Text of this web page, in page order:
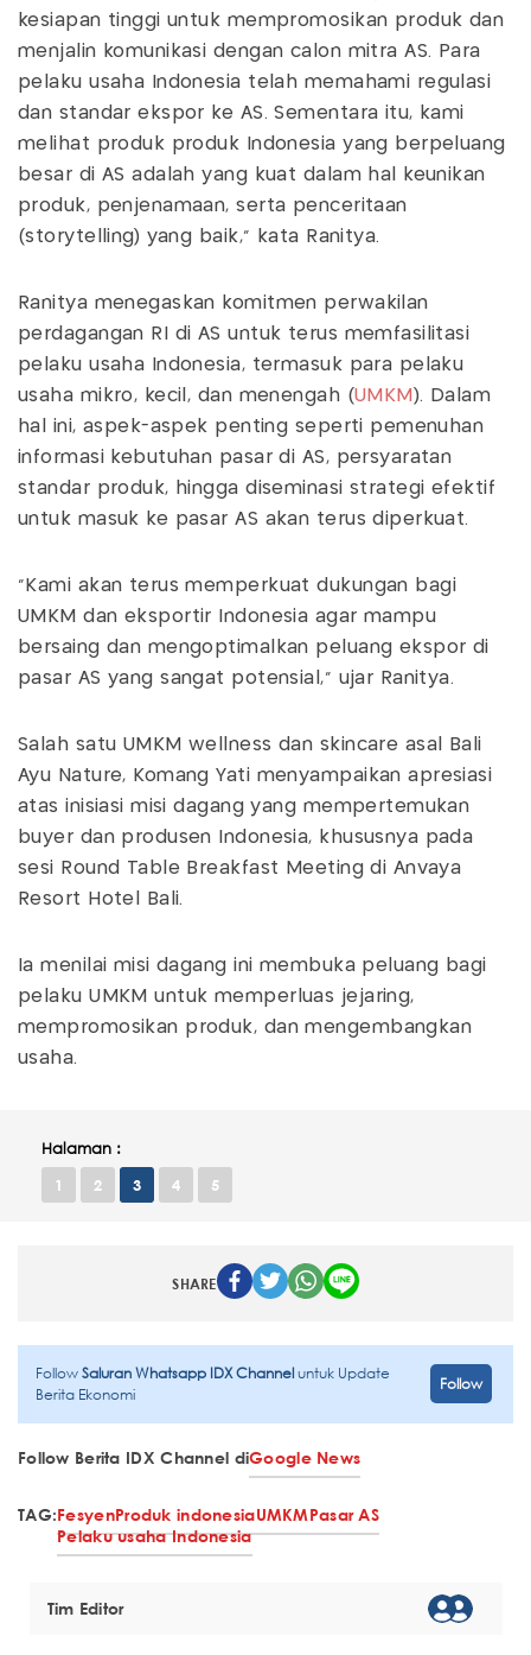
kesiapan tinggi untuk mempromosikan produk dan
menjalin komunikasi dengan calon mitra AS. Para
pelaku usaha Indonesia telah memahami regulasi
dan standar ekspor ke AS. Sementara itu, kami
melihat produk produk Indonesia yang berpeluang
besar di AS adalah yang kuat dalam hal keunikan
produk, penjenamaan, serta penceritaan
(storytelling) yang baik,” kata Ranitya.
Ranitya menegaskan komitmen perwakilan
perdagangan RI di AS untuk terus memfasilitasi
pelaku usaha Indonesia, termasuk para pelaku
usaha mikro, kecil, dan menengah (UMKM ). Dalam
hal ini, aspek-aspek penting seperti pemenuhan
informasi kebutuhan pasar di AS, persyaratan
standar produk, hingga diseminasi strategi efektif
untuk masuk ke pasar AS akan terus diperkuat.
"Kami akan terus memperkuat dukungan bagi
UMKM dan eksportir Indonesia agar mampu
bersaing dan mengoptimalkan peluang ekspor di
pasar AS yang sangat potensial,” ujar Ranitya.
Salah satu UMKM wellness dan skincare asal Bali
Ayu Nature, Komang Yati menyampaikan apresiasi
atas inisiasi misi dagang yang mempertemukan
buyer dan produsen Indonesia, khususnya pada
sesi Round Table Breakfast Meeting di Anvaya
Resort Hotel Bali.
Ia menilai misi dagang ini membuka peluang bagi
pelaku UMKM untuk memperluas jejaring,
mempromosikan produk, dan mengembangkan
usaha.
Halaman :
1 2 3 4 5
SHARE
FollowSaluran Whatsapp IDX Channeluntuk Update
Berita Ekonomi
Follow
Follow Berita IDX Channel diGoogle News
TAG:FesyenProduk indonesiaUMKMPasar AS
Pelaku usaha Indonesia
Tim Editor